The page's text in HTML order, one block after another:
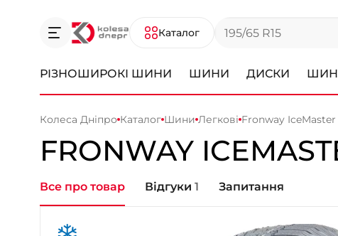
Каталог
РІЗНОШИРОКІ ШИНИ ШИНИ ДИСКИ
Колеса Дніпро Каталог Шини Легкові Fronway IceMaster
FRONWAY
Все про товар Відгуки 1 Запитання